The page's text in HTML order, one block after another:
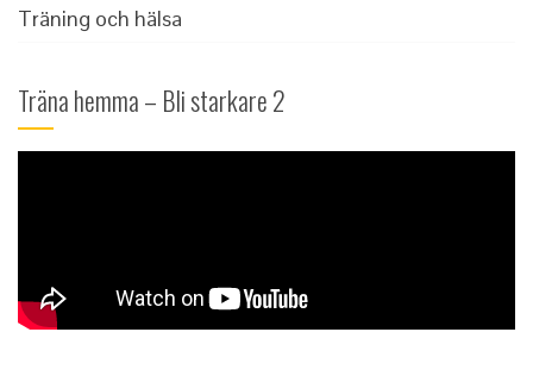
Träning och hälsa
Träna hemma – Bli starkare 2